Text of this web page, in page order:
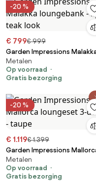
-20 %
€ 799€ 999
Garden Impressions
loungebank - light teak look
Metalen
Op voorraad
Gratis bezorging
-20 %
€ 1.119€ 1.399
Garden Impressions
loungeset 3-delig - taupe
Metalen
Op voorraad
Gratis bezorging